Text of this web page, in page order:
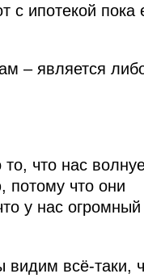
с ипотекой пока
– является
что нас
потому что они
у нас огромный
всё-таки,